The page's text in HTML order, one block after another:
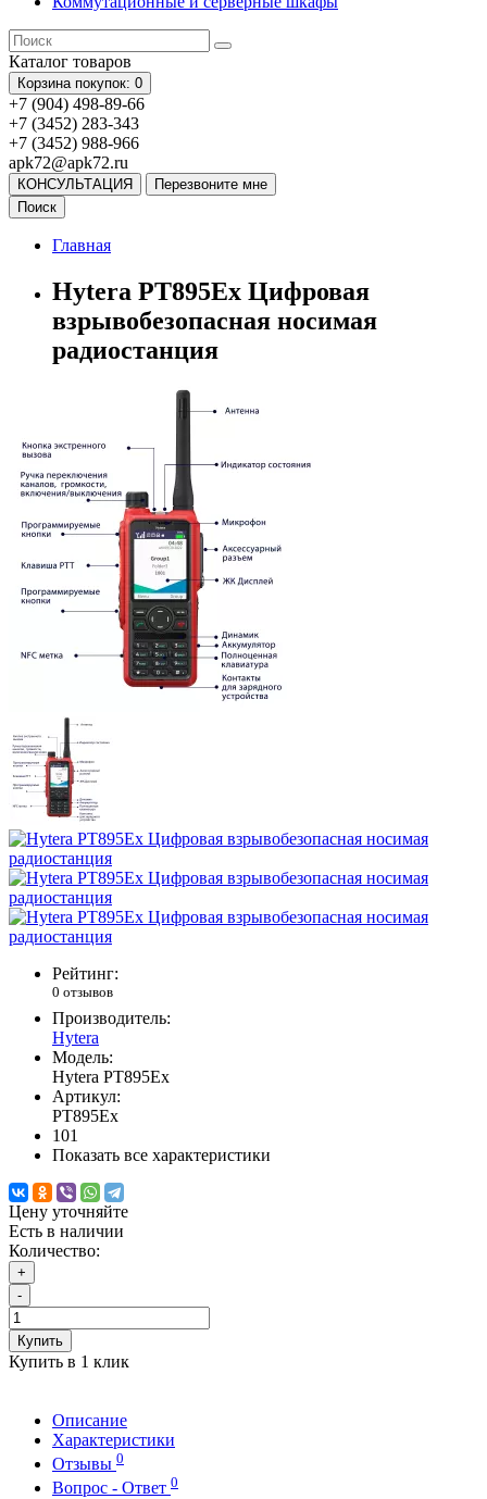
Каталог товаров
Корзина покупок: 0
+7 (904) 498-89-66
+7 (3452) 283-343
+7 (3452) 988-966
apk72@apk72.ru
КОНСУЛЬТАЦИЯ
Перезвоните мне
Поиск
Главная
Hytera PT895Ex Цифровая
взрывобезопасная носимая
радиостанция
Рейтинг:
0 отзывов
Производитель:
Hytera
Модель:
Hytera PT895Ex
Артикул:
PT895Ex
101
Показать все характеристики
Цену уточняйте
Есть в наличии
Количество:
+
-
Купить
Купить в 1 клик
Описание
Характеристики
Отзывы 0
Вопрос - Ответ 0